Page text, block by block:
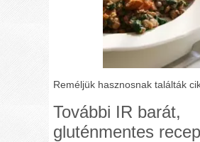
Reméljük hasznosnak találták
További IR barát,
gluténmentes